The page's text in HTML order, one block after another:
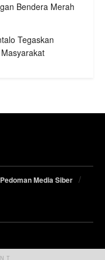
Bendera Merah
Tegaskan
Pedoman Media Siber